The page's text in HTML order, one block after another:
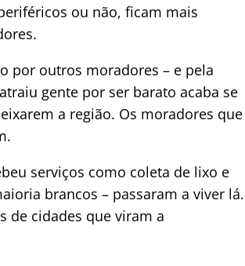
ou não, ficam mais
por outros moradores – e pela
gente por ser barato acaba se
a região. Os moradores que
serviços como coleta de lixo e
brancos – passaram a viver lá.
de cidades que viram a